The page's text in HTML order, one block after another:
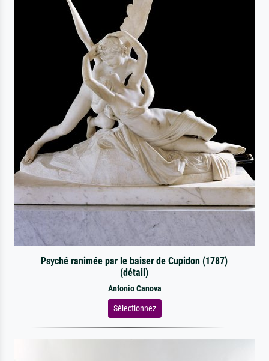
Psyché ranimée par le baiser de Cupidon (1787)
(détail)
Antonio Canova
Sélectionnez